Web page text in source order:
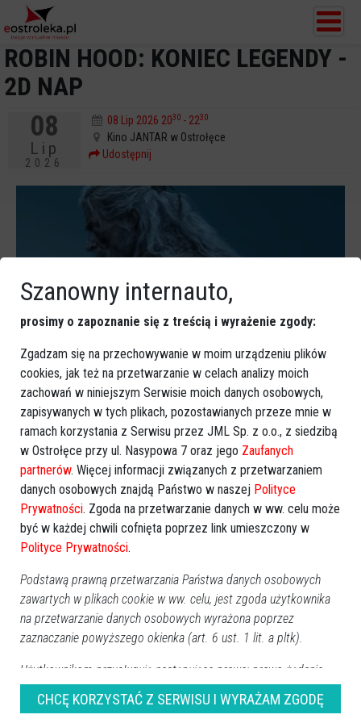
ROBIN HOOD: KONIEC LEGENDY -
2D NAP
08
Lip
2026
08 Lip 2026 2030 - 2230
Kino JANTAR w Ostrołęce
Udostępnij
Prod. USA 2026, dramat, 125 min
Zmagając się ze swoją przeszłością po latach życia
Szanowny internauto,
prosimy o zapoznanie się z treścią i wyrażenie zgody:
Zgadzam się na przechowywanie w moim urządzeniu plików
cookies, jak też na przetwarzanie w celach analizy moich
zachowań w niniejszym Serwisie moich danych osobowych,
zapisywanych w tych plikach, pozostawianych przeze mnie w
ramach korzystania z Serwisu przez JML Sp. z o.o., z siedzibą
w Ostrołęce przy ul. Nasypowa 7 oraz jego Zaufanych
partnerów. Więcej informacji związanych z przetwarzaniem
danych osobowych znajdą Państwo w naszej Polityce
Prywatności. Zgoda na przetwarzanie danych w ww. celu może
być w każdej chwili cofnięta poprzez link umieszczony w
Polityce Prywatności.
Podstawą prawną przetwarzania Państwa danych osobowych
zawartych w plikach cookie w ww. celu, jest zgoda użytkownika
na przetwarzanie danych osobowych wyrażona poprzez
zaznaczanie powyższego okienka (art. 6 ust. 1 lit. a pltk).
Użytkownikom przysługują następujące prawa: prawo żądania
dostępu do swoich danych, prawo do ich sprostowania, prawo
do usunięcia danych, prawo do ograniczenia przetwarzania oraz
CHCĘ KORZYSTAĆ Z SERWISU I WYRAŻAM ZGODĘ